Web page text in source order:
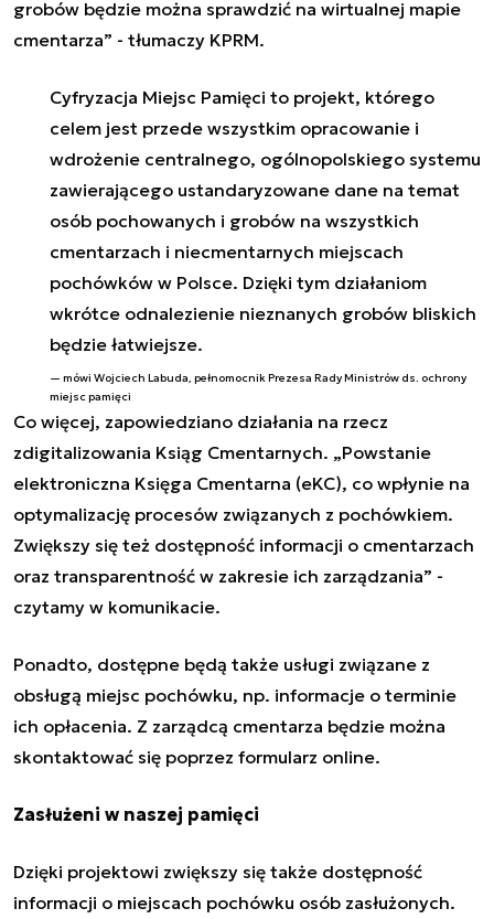
grobów będzie można sprawdzić na wirtualnej mapie
cmentarza” - tłumaczy KPRM.
Cyfryzacja Miejsc Pamięci to projekt, którego
celem jest przede wszystkim opracowanie i
wdrożenie centralnego, ogólnopolskiego systemu
zawierającego ustandaryzowane dane na temat
osób pochowanych i grobów na wszystkich
cmentarzach i niecmentarnych miejscach
pochówków w Polsce. Dzięki tym działaniom
wkrótce odnalezienie nieznanych grobów bliskich
będzie łatwiejsze.
mówi Wojciech Labuda, pełnomocnik Prezesa Rady Ministrów ds. ochrony
miejsc pamięci
Co więcej, zapowiedziano działania na rzecz
zdigitalizowania Ksiąg Cmentarnych. „Powstanie
elektroniczna Księga Cmentarna (eKC), co wpłynie na
optymalizację procesów związanych z pochówkiem.
Zwiększy się też dostępność informacji o cmentarzach
oraz transparentność w zakresie ich zarządzania” -
czytamy w komunikacie.
Ponadto, dostępne będą także usługi związane z
obsługą miejsc pochówku, np. informacje o terminie
ich opłacenia. Z zarządcą cmentarza będzie można
skontaktować się poprzez formularz online.
Zasłużeni w naszej pamięci
Dzięki projektowi zwiększy się także dostępność
informacji o miejscach pochówku osób zasłużonych.